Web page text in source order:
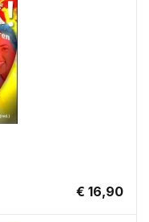
€ 16,90